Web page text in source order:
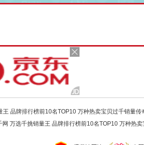
王 品牌排行榜前10名TOP10 万种热卖宝贝过千销量
万选千挑销量王 品牌排行榜前10名TOP10 万种热